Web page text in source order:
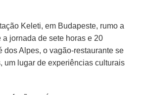
Keleti, em Budapeste, rumo a
a jornada de sete horas e 20
dos Alpes, o vagão-restaurante se
um lugar de experiências culturais